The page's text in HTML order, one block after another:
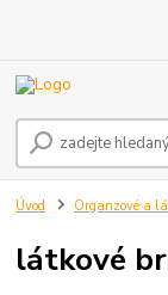
Úvod Organzové a
látkové